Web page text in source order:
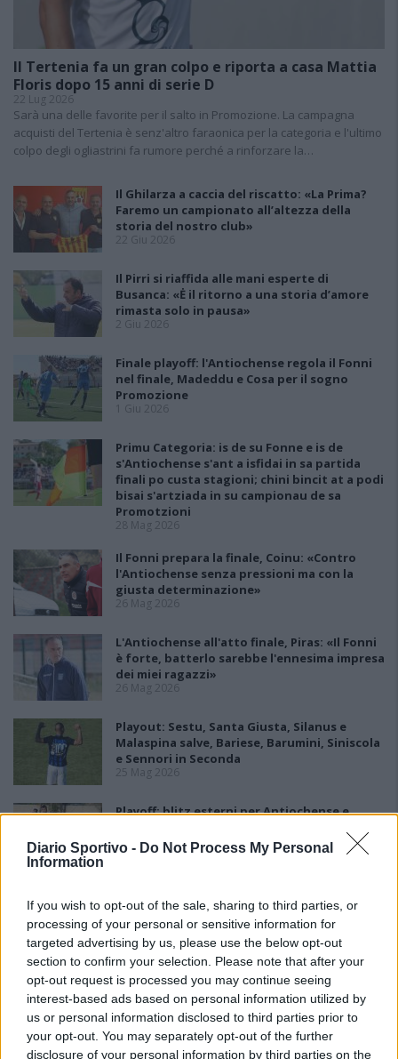
Diario Sportivo - Do Not Process My Personal
Information
If you wish to opt-out of the sale, sharing to third parties, or
processing of your personal or sensitive information for
targeted advertising by us, please use the below opt-out
section to confirm your selection. Please note that after your
opt-out request is processed you may continue seeing
interest-based ads based on personal information utilized by
us or personal information disclosed to third parties prior to
your opt-out. You may separately opt-out of the further
disclosure of your personal information by third parties on the
Il Tertenia fa un gran colpo e riporta a casa Mattia
Floris dopo 15 anni di serie D
22 Lug 2026
Sarà una delle favorite per il salto in Promozione. La campagna
acquisti del Tertenia è senz'altro faraonica per la categoria e l'ultimo
colpo degli ogliastrini fa rumore perché a rinforzare la…
Il Ghilarza a caccia del riscatto: «La Prima?
Faremo un campionato all’altezza della
storia del nostro club»
22 Giu 2026
Il Pirri si riaffida alle mani esperte di
Busanca: «Ė il ritorno a una storia d’amore
rimasta solo in pausa»
2 Giu 2026
Finale playoff: l'Antiochense regola il Fonni
nel finale, Madeddu e Cosa per il sogno
Promozione
1 Giu 2026
Primu Categoria: is de su Fonne e is de
s'Antiochense s'ant a isfidai in sa partida
finali po custa stagioni; chini bincit at a podi
bisai s'artziada in su campionau de sa
Promotzioni
28 Mag 2026
Il Fonni prepara la finale, Coinu: «Contro
l'Antiochense senza pressioni ma con la
giusta determinazione»
26 Mag 2026
L'Antiochense all'atto finale, Piras: «Il Fonni
è forte, batterlo sarebbe l'ennesima impresa
dei miei ragazzi»
26 Mag 2026
Playout: Sestu, Santa Giusta, Silanus e
Malaspina salve, Bariese, Barumini, Siniscola
e Sennori in Seconda
25 Mag 2026
Playoff: blitz esterni per Antiochense e
25 Mag 2026